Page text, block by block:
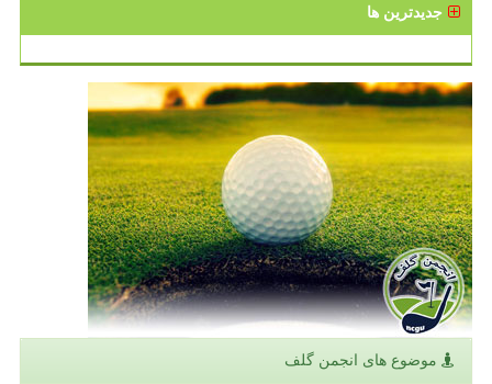
جدیدترین ها
موضوع های انجمن گلف